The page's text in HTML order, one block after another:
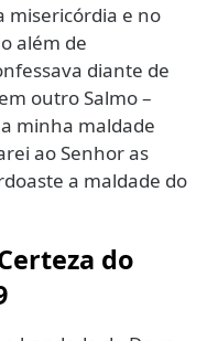
misericórdia e no
além de
diante de
outro Salmo –
minha maldade
ao Senhor as
a maldade do
do